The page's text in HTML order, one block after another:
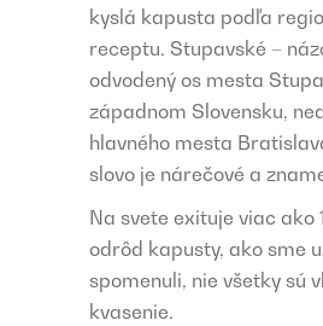
kyslá kapusta podľa
receptu. Stupavské –
odvodený os mesta
západnom Slovensku,
hlavného mesta
slovo je nárečové a
Na svete exituje viac ako
odrôd kapusty, ako sme
spomenuli, nie všetky sú
kvasenie.